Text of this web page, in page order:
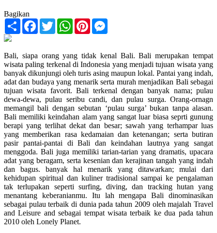
Bagikan
Share FacebookTwitterWhatsApp
Pinterest
Bali, siapa orang yang tidak kenal Bali. Bali merupakan tempat
wisata paling terkenal di Indonesia yang menjadi tujuan wisata yang
banyak dikunjungi oleh turis asing maupun lokal. Pantai yang indah,
adat dan budaya yang menarik serta murah menjadikan Bali sebagai
tujuan wisata favorit. Bali terkenal dengan banyak nama; pulau
dewa-dewa, pulau seribu candi, dan pulau surga. Orang-ornagn
memangil bali dengan sebutan ‘pulau surga’ bukan tanpa alasan.
Bali memiliki keindahan alam yang sangat luar biasa seprti gunung
berapi yang terlihat dekat dan besar; sawah yang terhampar luas
yang memberikan rasa kedamaian dan ketenangan; serta butiran
pasir pantai-pantai di Bali dan keindahan lautnya yang sangat
menggoda. Bali juga memiliki tarian-tarian yang dramatis, upacara
adat yang beragam, serta kesenian dan kerajinan tangah yang indah
dan bagus. banyak hal menarik yang ditawarkan; mulai dari
kehidupan spiritual dan kuliner tradisional sampai ke pengalaman
tak terlupakan seperti surfing, diving, dan tracking hutan yang
menantang keberanianmu. Itu lah mengapa Bali dinominasikan
sebagai pulau terbaik di dunia pada tahun 2009 oleh majalah Travel
and Leisure and sebagai tempat wisata terbaik ke dua pada tahun
2010 oleh Lonely Planet.